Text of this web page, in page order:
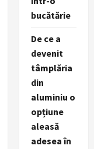
bucătărie
De ce a
devenit
tâmplăria
din
aluminiu o
opțiune
aleasă
adesea în